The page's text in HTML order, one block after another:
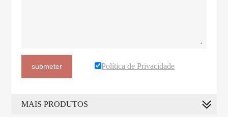
submeter Política de Privacidade
MAIS PRODUTOS